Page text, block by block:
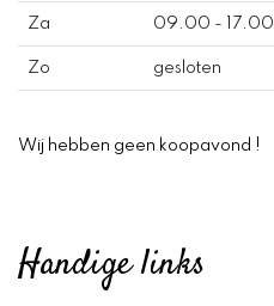
Za 09.00 - 17.00
Zo gesloten
Wij hebben geen koopavond !
Handige links